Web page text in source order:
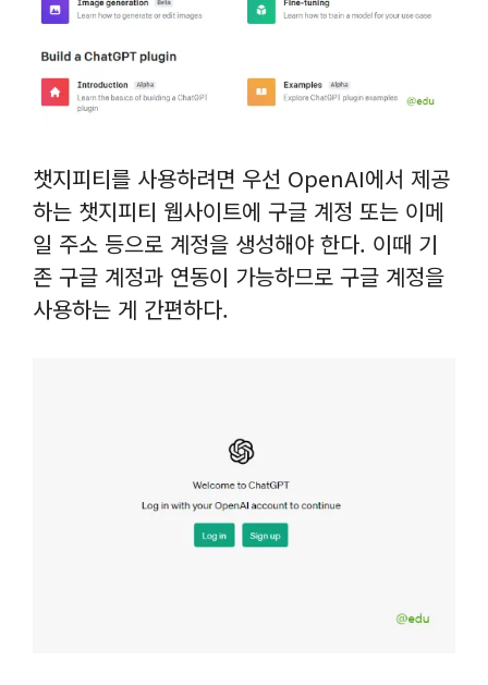
챗지피티를 사용하려면 우선 OpenAI에서 제공
하는 챗지피티 웹사이트에 구글 계정 또는 이메
일 주소 등으로 계정을 생성해야 한다. 이때 기
존 구글 계정과 연동이 가능하므로 구글 계정을
사용하는 게 간편하다.